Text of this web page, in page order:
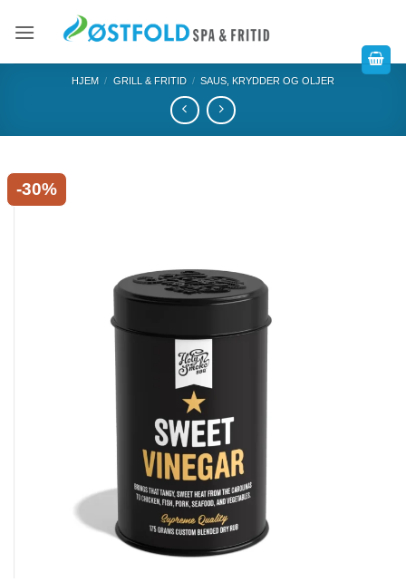
HJEM / GRILL & FRITID / SAUS, KRYDDER OG OLJER
-30%